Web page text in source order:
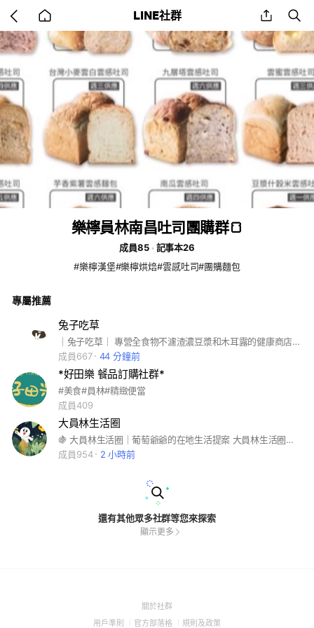
back
to
home
LINE社群 share
樂檸員林南昌吐司團購群🍞
成員85
記事本26
#樂檸漢堡#樂檸烘焙#雲感吐司#團購麵包
專屬推薦
兔子吃草
｜兔子吃草｜ 專營全食物不濾渣濃豆漿和木耳露的健康商店，秉持「原型食物」的經營理念，推崇從產地到餐桌的自然概念。 我們相信，真正的美味來自於健康的食材，從源頭開始把關，傳遞在地的好滋味與人情，並致力於永續的環境保護。 在這裡，您不僅是品味食物，更是與土地、與人心、與未來的環境永續同行。
成員667
44 分鐘前
*好田樂 餐品訂購社群*
#美食#員林#精緻便當
成員409
大員林生活圈
🍇 大員林生活圈｜葡萄爺爺的在地生活提案 大員林生活圈，是由「葡萄爺爺」發起與經營的一個 以員林為核心、向外擴散的在地生活共好圈。 它不只是一個地理範圍，而是一種 重新看待土地、產業與生活的方式。 🤝 三大經營主軸 1️⃣ 在地產業共好 串連農友、職人、小農、店家與中小企業 協助品牌被看見，而不是被取代 讓地方產業有 永續經營的可能 2️⃣ 生活風格與文化實踐 市集、展演、講座、生活策展 把「日常」變成風景 讓地方不只是居住，而是 值得停留 3️⃣ 人與土地的關係重建 透過故事、體驗與實際參與 讓年輕世代重新認識家鄉 讓外地人理解員林的深度，而不只是路過 大員林生活圈，是一個從土地出發， 讓產業被尊重、讓生活有溫度、 讓人願意留下來的在地生活實驗。 我是葡萄爺爺！🍇 #葡萄爺爺來了⋯⋯
成員954
2 小時前
還有其他眾多社群等您來探索
顯示更多
關於社群(Open
用戶準則 (Open
官方部落格 (Open
規則及政策(Open